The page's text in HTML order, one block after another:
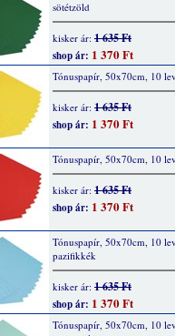
sötétzöld
kisker ár: 1 635 Ft
shop ár: 1 370 Ft
Tónuspapír, 50x70cm, 10
kisker ár: 1 635 Ft
shop ár: 1 370 Ft
Tónuspapír, 50x70cm, 10
kisker ár: 1 635 Ft
shop ár: 1 370 Ft
Tónuspapír, 50x70cm, 10
pazifikkék
kisker ár: 1 635 Ft
shop ár: 1 370 Ft
Tónuspapír, 50x70cm, 10